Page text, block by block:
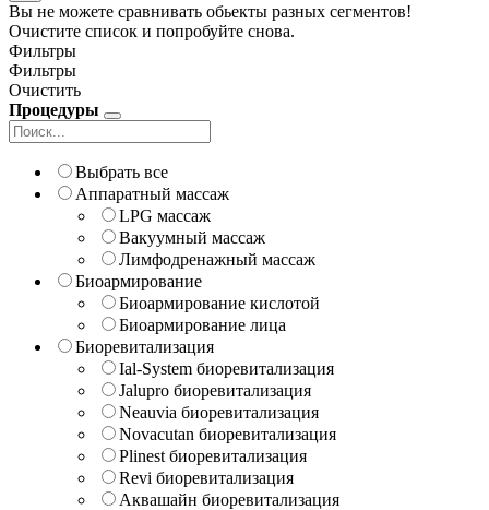
Вы не можете сравнивать обьекты разных сегментов!
Очистите список и попробуйте снова.
Фильтры
Фильтры
Очистить
Процедуры
Выбрать все
Аппаратный массаж
LPG массаж
Вакуумный массаж
Лимфодренажный массаж
Биоармирование
Биоармирование кислотой
Биоармирование лица
Биоревитализация
Ial-System биоревитализация
Jalupro биоревитализация
Neauvia биоревитализация
Novacutan биоревитализация
Plinest биоревитализация
Revi биоревитализация
Аквашайн биоревитализация